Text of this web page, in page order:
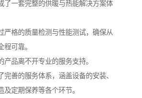
了一套完整的供暖与热能解决方案体
严格的质量检测与性能测试，确保从
程可靠。
产品离不开专业的服务支持。
完善的服务体系，涵盖设备的安装、
及定期保养等各个环节。